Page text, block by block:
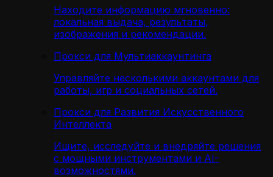
Находите информацию мгновенно:
локальная выдача, результаты,
изображения и рекомендации.
Прокси для Мультиаккаунтинга
Управляйте несколькими аккаунтами для
работы, игр и социальных сетей.
Прокси для Развития Искусственного
Интеллекта
Ищите, исследуйте и внедряйте решения
с мощными инструментами и AI-
возможностями.